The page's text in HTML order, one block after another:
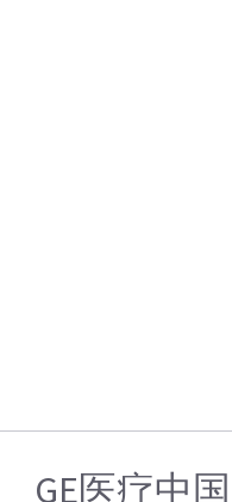
GE医疗中国